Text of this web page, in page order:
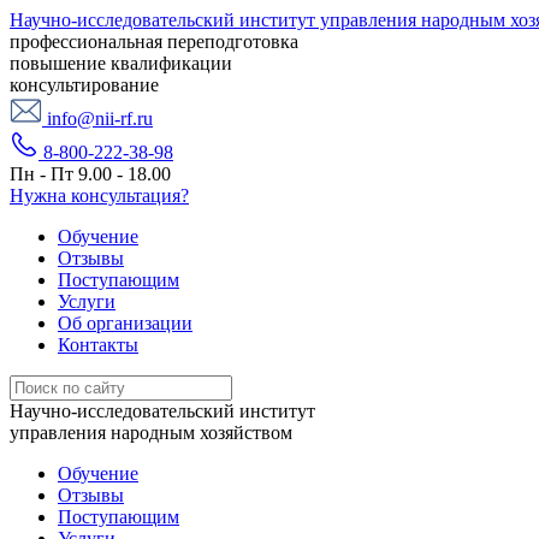
Научно-исследовательский институт управления народным
профессиональная переподготовка
повышение квалификации
консультирование
info@nii-rf.ru
8-800-222-38-98
Пн - Пт 9.00 - 18.00
Нужна консультация?
Обучение
Отзывы
Поступающим
Услуги
Об организации
Контакты
Научно-исследовательский институт
управления народным хозяйством
Обучение
Отзывы
Поступающим